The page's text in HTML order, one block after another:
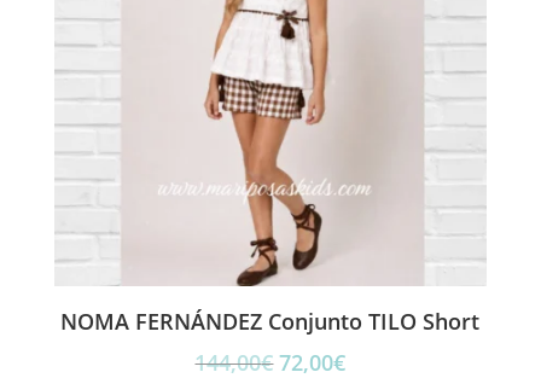
NOMA FERNÁNDEZ Conjunto TILO Short
144,00€El
72,00€El